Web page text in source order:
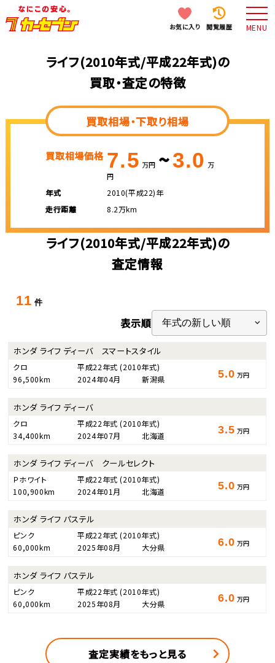
お気に入り 閲覧履歴 MENU
ライフ(2010年式/平成22年式)の
買取・査定の特徴
買取相場・下取り相場
買取相場価格 7.5 万円 ~3.0 万
円
年式
2010(平成22)年
走行距離
8.2万km
ライフ(2010年式/平成22年式)の
査定情報
11 件
表示順
ホンダ ライフ ディーバ スマートスタイル
クロ 平成22年式(2010年式)
96,500km
2024年04月 新潟県 5.0 万円
ホンダ ライフ ディーバ
クロ 平成22年式(2010年式)
34,400km
2024年07月 北海道 3.5 万円
ホンダ ライフ ディーバ クールセレクト
Ｐホワイト 平成22年式(2010年式)
100,900km
2024年01月 北海道 5.0 万円
ホンダ ライフ パステル
ピンク 平成22年式(2010年式)
60,000km
2025年08月 大分県 6.0 万円
ホンダ ライフ パステル
ピンク 平成22年式(2010年式)
60,000km
2025年08月 大分県 6.0 万円
査定実績をもっと見る